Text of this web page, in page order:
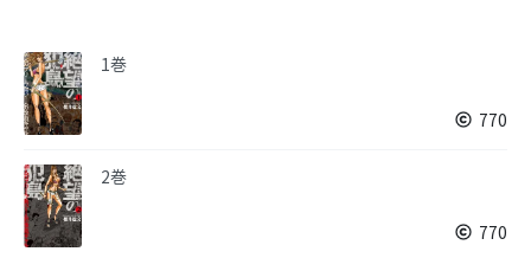
1巻
770
2巻
770